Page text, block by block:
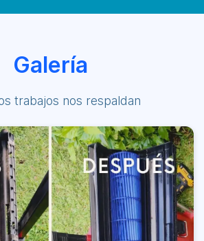
Galería
trabajos nos respaldan